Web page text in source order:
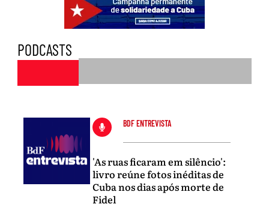
PODCASTS
BDF ENTREVISTA
'As ruas ficaram em silêncio':
livro reúne fotos inéditas de
Cuba nos dias após morte de
Fidel